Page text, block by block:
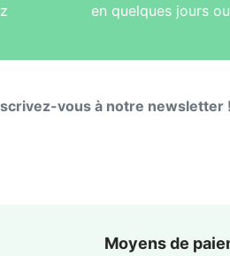
en quelques jours
vous à notre newsletter !
Moyens de